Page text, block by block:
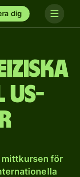
dig
mittkursen för